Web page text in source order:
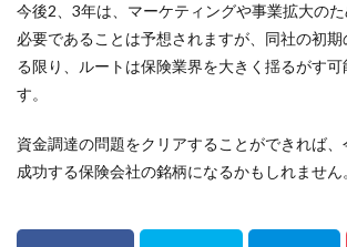
今後2、3年は、マーケティングや事業拡大の
必要であることは予想されますが、同社の初
る限り、ルートは保険業界を大きく揺るがす可
す。
資金調達の問題をクリアすることができれば
成功する保険会社の銘柄になるかもしれません